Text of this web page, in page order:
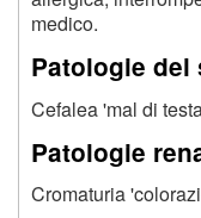
medico.
Patologie del
Cefalea 'mal di
Patologie
Cromaturia